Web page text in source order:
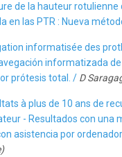
de la hauteur
en las PTR : Nueva
informatisée des
informatizada
prótesis total. / D
à plus de 10 ans de
- Resultados con una
asistencia por